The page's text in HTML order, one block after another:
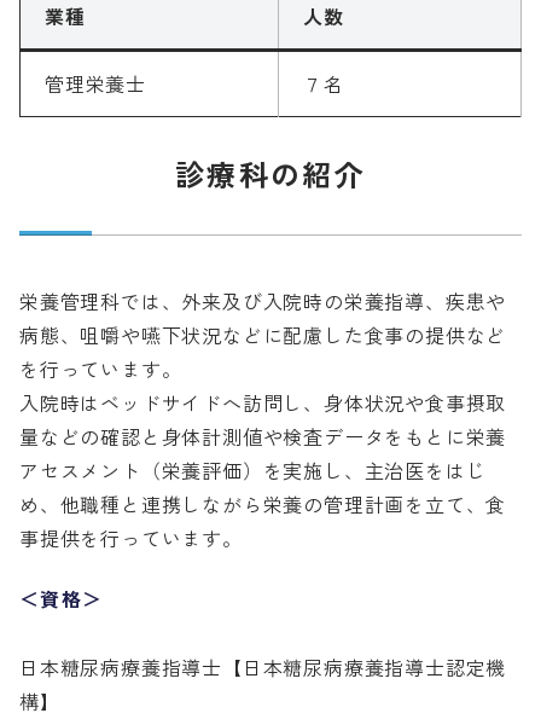
業種 人数
管理栄養士 ７名
診療科の紹介
栄養管理科では、外来及び入院時の栄養指導、疾患や
病態、咀嚼や嚥下状況などに配慮した食事の提供など
を行っています。
入院時はベッドサイドへ訪問し、身体状況や食事摂取
量などの確認と身体計測値や検査データをもとに栄養
アセスメント（栄養評価）を実施し、主治医をはじ
め、他職種と連携しながら栄養の管理計画を立て、食
事提供を行っています。
＜資格＞
日本糖尿病療養指導士【日本糖尿病療養指導士認定機
構】